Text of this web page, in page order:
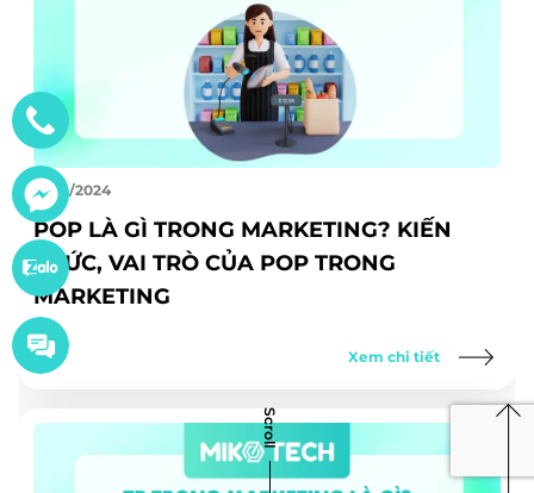
03/11/2024
POP LÀ GÌ TRONG MARKETING? KIẾN
THỨC, VAI TRÒ CỦA POP TRONG
MARKETING
Xem chi tiết
Scroll